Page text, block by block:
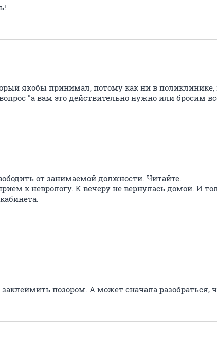
якобы принимал, потому как ни в поликлинике,
"а вам это действительно нужно или бросим
от занимаемой должности. Читайте.
к неврологу. К вечеру не вернулась домой. И
позором. А может сначала разобраться,